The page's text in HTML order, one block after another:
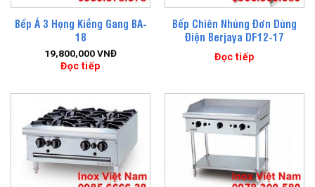
Bếp Á 3 Họng Kiềng Gang BA-
18
19,800,000VNĐ
Đọc tiếp
Bếp Chiên Nhúng Đơn Dùng
Điện Berjaya DF12-17
Đọc tiếp